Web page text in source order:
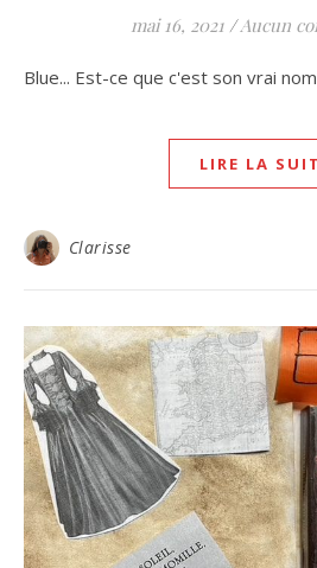
mai 16, 2021 / Aucun
Blue... Est-ce que c'est son vrai
LIRE LA
Clarisse